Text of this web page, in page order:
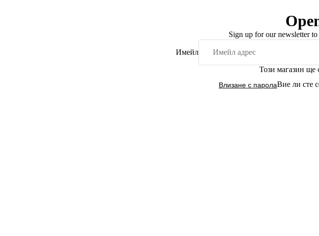
Sign up for our newsletter
Имейл
Този магазин ще
Влизане с паролаВие ли сте